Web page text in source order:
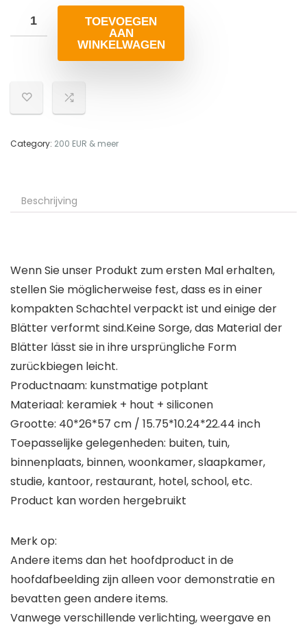
TOEVOEGEN
AAN
WINKELWAGEN
Category: 200 EUR & meer
Beschrijving
Wenn Sie unser Produkt zum ersten Mal erhalten,
stellen Sie möglicherweise fest, dass es in einer
kompakten Schachtel verpackt ist und einige der
Blätter verformt sind.Keine Sorge, das Material der
Blätter lässt sie in ihre ursprüngliche Form
zurückbiegen leicht.
Productnaam: kunstmatige potplant
Materiaal: keramiek + hout + siliconen
Grootte: 40*26*57 cm / 15.75*10.24*22.44 inch
Toepasselijke gelegenheden: buiten, tuin,
binnenplaats, binnen, woonkamer, slaapkamer,
studie, kantoor, restaurant, hotel, school, etc.
Product kan worden hergebruikt
Merk op:
Andere items dan het hoofdproduct in de
hoofdafbeelding zijn alleen voor demonstratie en
bevatten geen andere items.
Vanwege verschillende verlichting, weergave en